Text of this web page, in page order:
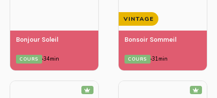
Bonjour Soleil
COURS 34min
VINTAGE
Bonsoir Sommeil
COURS 31min